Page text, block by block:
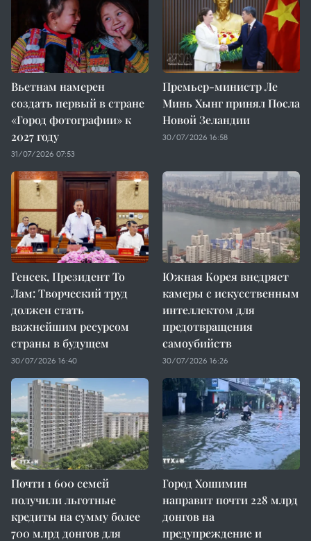
Вьетнам намерен
создать первый в стране
«Город фотографии» к
2027 году
31/07/2026 07:53
Премьер-министр Ле
Минь Хынг принял Посла
Новой Зеландии
30/07/2026 16:58
Генсек, Президент То
Лам: Творческий труд
должен стать
важнейшим ресурсом
страны в будущем
30/07/2026 16:40
Южная Корея внедряет
камеры с искусственным
интеллектом для
предотвращения
самоубийств
30/07/2026 16:26
Почти 1 600 семей
получили льготные
кредиты на сумму более
700 млрд донгов для
Город Хошимин
направит почти 228 млрд
донгов на
предупреждение и